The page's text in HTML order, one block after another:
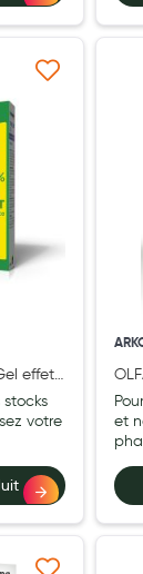
externes
effet
stocks
votre
ma liste d’envie
et